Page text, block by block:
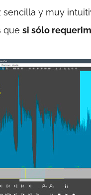
y muy
que si sólo